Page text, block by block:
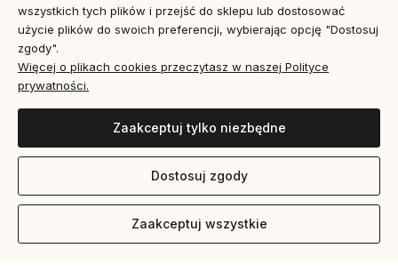
Płatności i dostawa
O nas
wszystkich tych plików i przejść do sklepu lub dostosować
użycie plików do swoich preferencji, wybierając opcję "Dostosuj
zgody".
Więcej o plikach cookies przeczytasz w naszej Polityce
prywatności.
Zaakceptuj tylko niezbędne
Dostosuj zgody
Zaakceptuj wszystkie